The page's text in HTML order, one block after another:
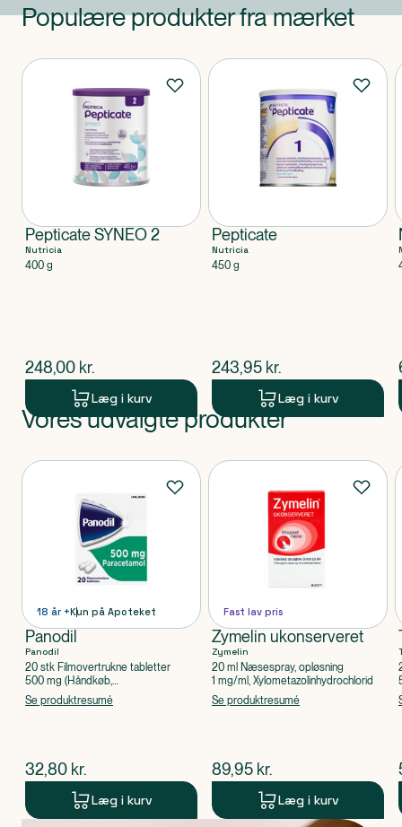
Populære produkter fra mærket
Produkter
Pepticate SYNEO 2
Nutricia
400 g
$nuværende pris
248,00 kr.
Læg i kurv
Pepticate
Nutricia
450 g
$nuværende pris
243,95 kr.
Læg i kurv
Produkt 1 af 0
Vores udvalgte produkter
Produkter
18 år +Kun på Apoteket
Panodil
Panodil
20 stk Filmovertrukne tabletter
500 mg (Håndkøb,
apoteksforbeholdt), Paracetamol
Se produktresumé
$nuværende pris
32,80 kr.
Læg i kurv
Fast lav pris
Zymelin ukonserveret
Zymelin
20 ml Næsespray, opløsning
1 mg/ml, Xylometazolinhydrochlorid
Se produktresumé
$nuværende pris
89,95 kr.
Læg i kurv